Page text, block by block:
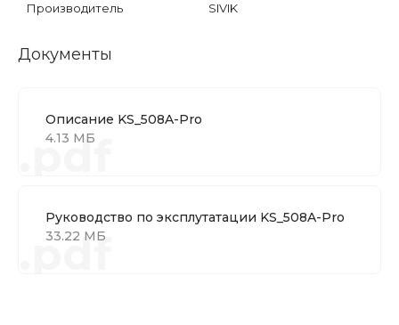
Производитель SIVIK
Документы
Описание KS_508A-Pro
4.13 МБ
.pdf
Руководство по эксплутатации KS_508A-Pro
33.22 МБ
.pdf